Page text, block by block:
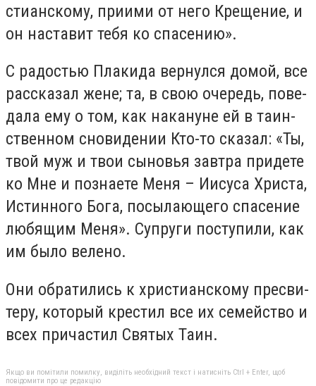
сти­ан­ско­му, при­и­ми от него Кре­ще­ние, и
он на­ста­вит те­бя ко спа­се­нию».
С ра­до­стью Пла­ки­да вер­нул­ся до­мой, все
рас­ска­зал жене; та, в свою оче­редь, по­ве­
да­ла ему о том, как на­ка­нуне ей в та­ин­
ствен­ном сно­ви­де­нии Кто-то ска­зал: «Ты,
твой муж и твои сы­но­вья зав­тра при­де­те
ко Мне и по­зна­е­те Ме­ня – Иису­са Хри­ста,
Ис­тин­но­го Бо­га, по­сы­ла­ю­ще­го спа­се­ние
лю­бя­щим Ме­ня». Су­пру­ги по­сту­пи­ли, как
им бы­ло ве­ле­но.
Они об­ра­ти­лись к хри­сти­ан­ско­му пре­сви­
те­ру, ко­то­рый кре­стил все их се­мей­ство и
всех при­ча­стил Свя­тых Та­ин.
Якщо ви помітили помилку, виділіть необхідний текст і натисніть Ctrl + Enter, щоб
повідомити про це редакцію